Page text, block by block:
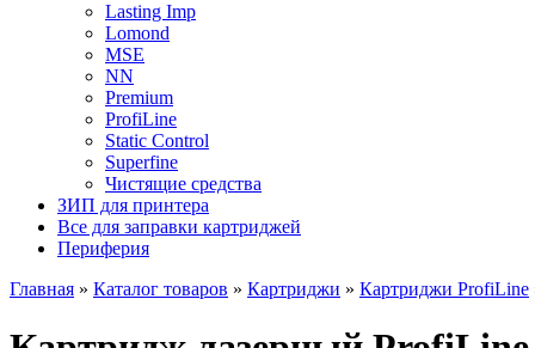
Lasting Imp
Lomond
MSE
NN
Premium
ProfiLine
Static Control
Superfine
Чистящие средства
ЗИП для принтера
Все для заправки картриджей
Периферия
Главная » Каталог товаров » Картриджи » Картриджи ProfiLine